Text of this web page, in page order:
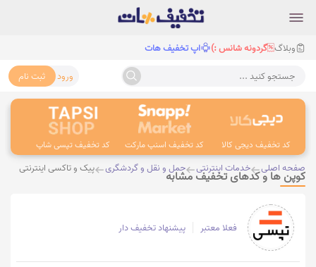
وبلاگ گردونه شانس :) اپ تخفیف هات
جستجو کنید ... ورود ثبت نام
کد تخفیف دیجی کالا کد تخفیف اسنپ مارکت کد تخفیف تپسی شاپ
صفحه اصلی خدمات اینترنتی حمل و نقل و گردشگری پیک و تاکسی اینترنتی
کوپن ها و کدهای تخفیف مشابه
فعلا معتبر پیشنهاد تخفیف دار